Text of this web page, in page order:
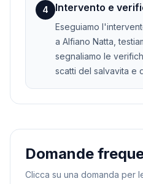
4 Intervento e
Eseguiamo
a Alfiano Natta,
segnaliamo le
scatti del salvavita e
Domande
Clicca su una domanda per